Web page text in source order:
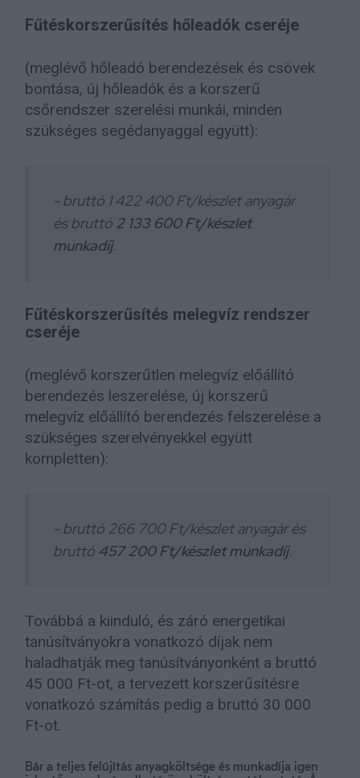
Fűtéskorszerűsítés hőleadók cseréje
(meglévő hőleadó berendezések és csövek
bontása, új hőleadók és a korszerű
csőrendszer szerelési munkái, minden
szükséges segédanyaggal együtt):
- bruttó 1 422 400 Ft/készlet anyagár
és bruttó 2 133 600 Ft/készlet
munkadíj.
Fűtéskorszerűsítés melegvíz rendszer
cseréje
(meglévő korszerűtlen melegvíz előállító
berendezés leszerelése, új korszerű
melegvíz előállító berendezés felszerelése a
szükséges szerelvényekkel együtt
kompletten):
- bruttó 266 700 Ft/készlet anyagár és
bruttó 457 200 Ft/készlet munkadíj.
Továbbá a kiinduló, és záró energetikai
tanúsítványokra vonatkozó díjak nem
haladhatják meg tanúsítványonként a bruttó
45 000 Ft-ot, a tervezett korszerűsítésre
vonatkozó számítás pedig a bruttó 30 000
Ft-ot.
Bár a teljes felújítás anyagköltsége és munkadíja igen